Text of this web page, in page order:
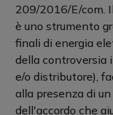
209/2016/E/com.
è uno strumento
finali di energia
della controversia
e/o distributore),
alla presenza di
dell'accordo che